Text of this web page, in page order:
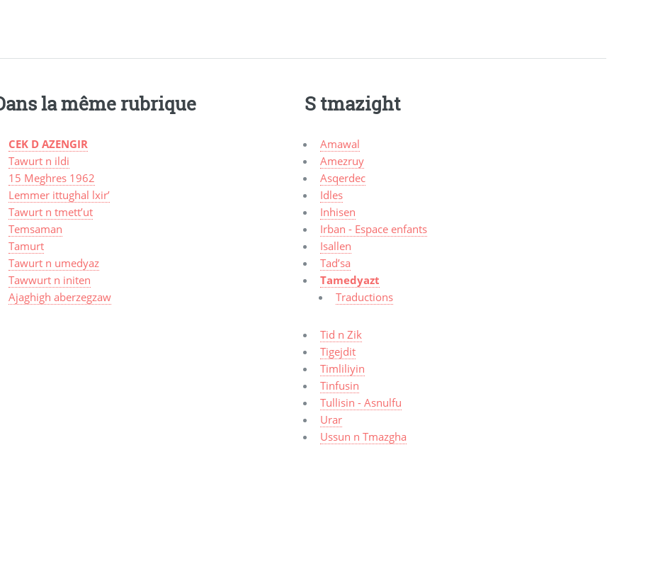
la même rubrique
CEK D AZENGIR
Tawurt n ildi
15 Meghres 1962
Lemmer ittughal lxir’
Tawurt n tmett’ut
Temsaman
Tamurt
Tawurt n umedyaz
Tawwurt n initen
Ajaghigh aberzegzaw
S tmazight
Amawal
Amezruy
Asqerdec
Idles
Inhisen
Irban - Espace enfants
Isallen
Tad’sa
Tamedyazt
Traductions
Tid n Zik
Tigejdit
Timliliyin
Tinfusin
Tullisin - Asnulfu
Urar
Ussun n Tmazgha